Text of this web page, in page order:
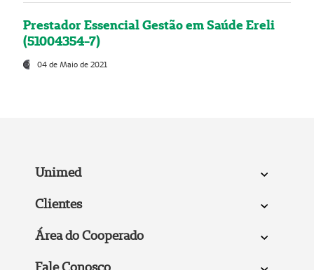
Prestador Essencial Gestão em Saúde Ereli
(51004354-7)
04 de Maio de 2021
Unimed
Clientes
Área do Cooperado
Fale Conosco